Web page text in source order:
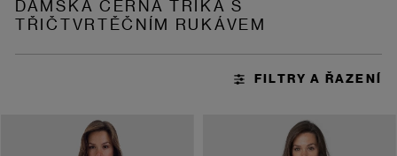
DÁMSKÁ ČERNÁ TRIKA S
TŘIČTVRTĚČNÍM RUKÁVEM